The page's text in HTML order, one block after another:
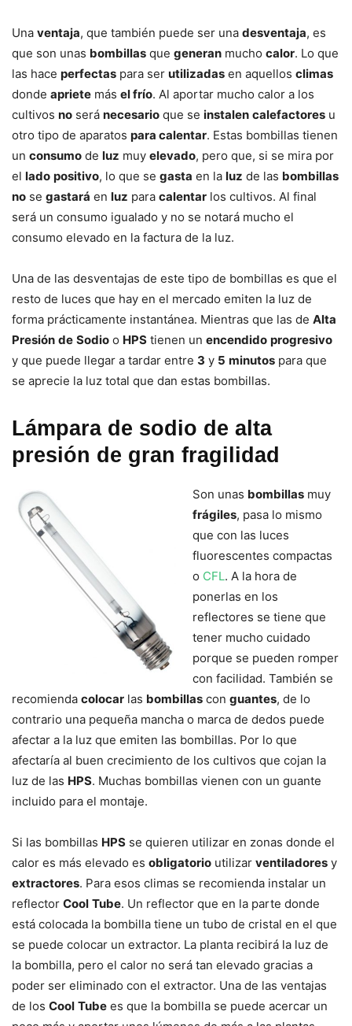
Una ventaja, que también puede ser una desventaja, es
que son unas bombillas que generan mucho calor. Lo que
las hace perfectas para ser utilizadas en aquellos climas
donde apriete más el frío. Al aportar mucho calor a los
cultivos no será necesario que se instalen calefactores u
otro tipo de aparatos para calentar. Estas bombillas tienen
un consumo de luz muy elevado, pero que, si se mira por
el lado positivo, lo que se gasta en la luz de las bombillas
no se gastará en luz para calentar los cultivos. Al final
será un consumo igualado y no se notará mucho el
consumo elevado en la factura de la luz.
Una de las desventajas de este tipo de bombillas es que el
resto de luces que hay en el mercado emiten la luz de
forma prácticamente instantánea. Mientras que las de Alta
Presión de Sodio o HPS tienen un encendido progresivo
y que puede llegar a tardar entre 3 y 5 minutos para que
se aprecie la luz total que dan estas bombillas.
Lámpara de sodio de alta
presión de gran fragilidad
Son unas bombillas muy
frágiles, pasa lo mismo
que con las luces
fluorescentes compactas
o CFL. A la hora de
ponerlas en los
reflectores se tiene que
tener mucho cuidado
porque se pueden romper
con facilidad. También se
recomienda colocar las bombillas con guantes, de lo
contrario una pequeña mancha o marca de dedos puede
afectar a la luz que emiten las bombillas. Por lo que
afectaría al buen crecimiento de los cultivos que cojan la
luz de las HPS. Muchas bombillas vienen con un guante
incluido para el montaje.
Si las bombillas HPS se quieren utilizar en zonas donde el
calor es más elevado es obligatorio utilizar ventiladores y
extractores. Para esos climas se recomienda instalar un
reflector Cool Tube. Un reflector que en la parte donde
está colocada la bombilla tiene un tubo de cristal en el que
se puede colocar un extractor. La planta recibirá la luz de
la bombilla, pero el calor no será tan elevado gracias a
poder ser eliminado con el extractor. Una de las ventajas
de los Cool Tube es que la bombilla se puede acercar un